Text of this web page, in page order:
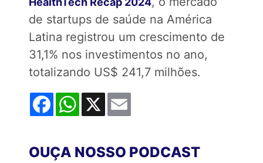
de startups de saúde na América
Latina registrou um crescimento de
31,1% nos investimentos no ano,
totalizando US$ 241,7 milhões.
FacebookWhatsApp
X
OUÇA NOSSO PODCAST